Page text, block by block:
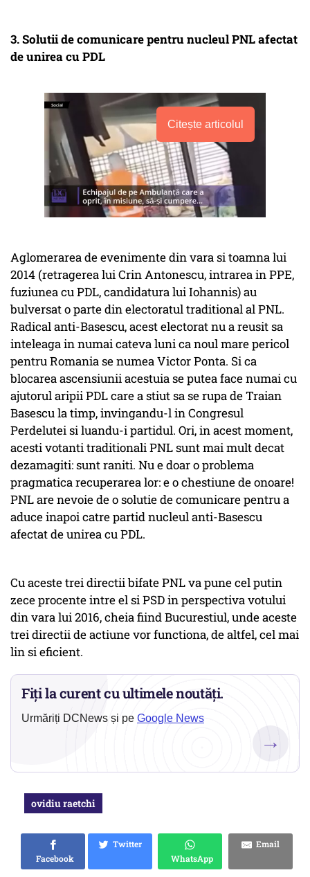
3. Solutii de comunicare pentru nucleul PNL afectat
de unirea cu PDL
Citește articolul
Aglomerarea de evenimente din vara si toamna lui
2014 (retragerea lui Crin Antonescu, intrarea in PPE,
fuziunea cu PDL, candidatura lui Iohannis) au
bulversat o parte din electoratul traditional al PNL.
Radical anti-Basescu, acest electorat nu a reusit sa
inteleaga in numai cateva luni ca noul mare pericol
pentru Romania se numea Victor Ponta. Si ca
blocarea ascensiunii acestuia se putea face numai cu
ajutorul aripii PDL care a stiut sa se rupa de Traian
Basescu la timp, invingandu-l in Congresul
Perdelutei si luandu-i partidul. Ori, in acest moment,
acesti votanti traditionali PNL sunt mai mult decat
dezamagiti: sunt raniti. Nu e doar o problema
pragmatica recuperarea lor: e o chestiune de onoare!
PNL are nevoie de o solutie de comunicare pentru a
aduce inapoi catre partid nucleul anti-Basescu
afectat de unirea cu PDL.
Cu aceste trei directii bifate PNL va pune cel putin
zece procente intre el si PSD in perspectiva votului
din vara lui 2016, cheia fiind Bucurestiul, unde aceste
trei directii de actiune vor functiona, de altfel, cel mai
lin si eficient.
Fiți la curent cu ultimele noutăți.
Urmăriți DCNews și pe Google News
→
ovidiu raetchi
Facebook
Twitter
WhatsApp
Email